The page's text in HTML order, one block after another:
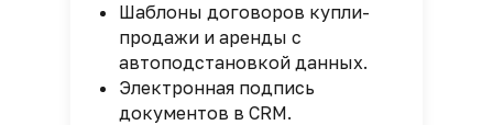
Шаблоны договоров купли-
продажи и аренды с
автоподстановкой данных.
Электронная подпись
документов в CRM.